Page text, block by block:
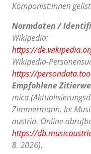
Komponist:innen
Normdaten /
Wikipedia:
https://
Wikipedia-
https://
Empfohlene
mica
Zimmermann. In:
austria. Online
https://
8. 2026).